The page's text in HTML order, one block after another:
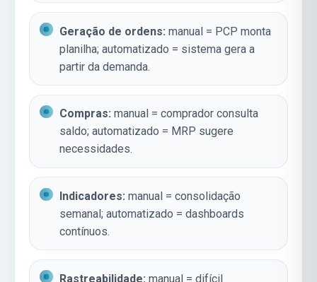
Geração de ordens: manual = PCP monta
planilha; automatizado = sistema gera a
partir da demanda.
Compras: manual = comprador consulta
saldo; automatizado = MRP sugere
necessidades.
Indicadores: manual = consolidação
semanal; automatizado = dashboards
contínuos.
Rastreabilidade: manual = difícil